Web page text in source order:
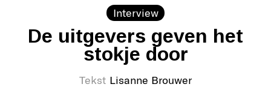
Interview
De uitgevers geven het
stokje door
Tekst Lisanne Brouwer